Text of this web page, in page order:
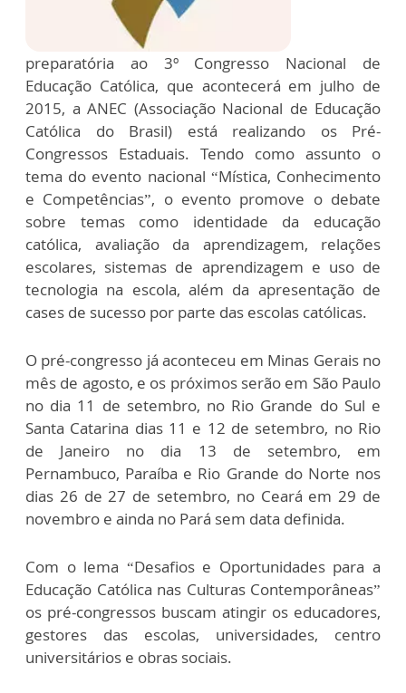
preparatória ao 3º Congresso Nacional de
Educação Católica, que acontecerá em julho de
2015, a ANEC (Associação Nacional de Educação
Católica do Brasil) está realizando os Pré-
Congressos Estaduais. Tendo como assunto o
tema do evento nacional “Mística, Conhecimento
e Competências”, o evento promove o debate
sobre temas como identidade da educação
católica, avaliação da aprendizagem, relações
escolares, sistemas de aprendizagem e uso de
tecnologia na escola, além da apresentação de
cases de sucesso por parte das escolas católicas.
O pré-congresso já aconteceu em Minas Gerais no
mês de agosto, e os próximos serão em São Paulo
no dia 11 de setembro, no Rio Grande do Sul e
Santa Catarina dias 11 e 12 de setembro, no Rio
de Janeiro no dia 13 de setembro, em
Pernambuco, Paraíba e Rio Grande do Norte nos
dias 26 de 27 de setembro, no Ceará em 29 de
novembro e ainda no Pará sem data definida.
Com o lema “Desafios e Oportunidades para a
Educação Católica nas Culturas Contemporâneas”
os pré-congressos buscam atingir os educadores,
gestores das escolas, universidades, centro
universitários e obras sociais.